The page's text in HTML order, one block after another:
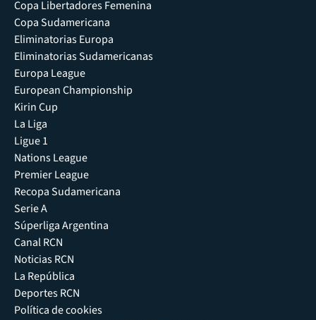
Copa Libertadores Femenina
Copa Sudamericana
Eliminatorias Europa
Eliminatorias Sudamericanas
Europa League
European Championship
Kirin Cup
La Liga
Ligue 1
Nations League
Premier League
Recopa Sudamericana
Serie A
Súperliga Argentina
Canal RCN
Noticias RCN
La República
Deportes RCN
Política de cookies